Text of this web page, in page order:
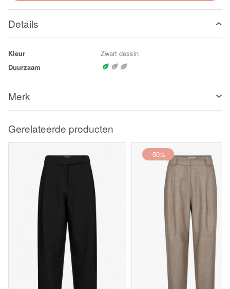
Details
Kleur
Zwart dessin
Duurzaam
Merk
Gerelateerde producten
-50%